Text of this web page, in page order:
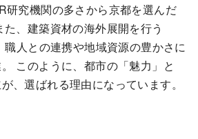
研究機関の多さから京都を選んだ
、建築資材の海外展開を行う
人との連携や地域資源の豊かさに
このように、都市の「魅力」と
、選ばれる理由になっています。